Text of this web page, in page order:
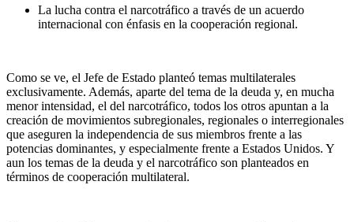
La lucha contra el narcotráfico a través de un acuerdo
internacional con énfasis en la cooperación regional.
Como se ve, el Jefe de Estado planteó temas multilaterales
exclusivamente. Además, aparte del tema de la deuda y, en mucha
menor intensidad, el del narcotráfico, todos los otros apuntan a la
creación de movimientos subregionales, regionales o interregionales
que aseguren la independencia de sus miembros frente a las
potencias dominantes, y especialmente frente a Estados Unidos. Y
aun los temas de la deuda y el narcotráfico son planteados en
términos de cooperación multilateral.